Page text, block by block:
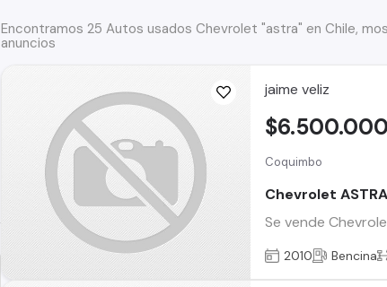
Encontramos 25 Autos usados Chevrolet "astra" en Chile,
anuncios
jaime veliz
Coquimbo
Chevrolet ASTRA
Se vende
$6.500.000
2010 Bencina